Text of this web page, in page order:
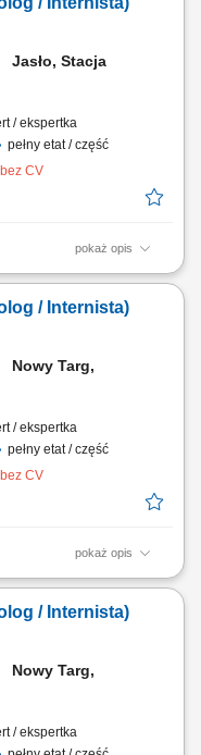
powikłań
planów leczenia,
Jasło, Stacja
/ ekspertka
pełny etat / część
CV
pokaż opis
pacjentami z chorobami
do dializ oraz dobór
i interpretacja
/ Internista)
Nowy Targ,
/ ekspertka
pełny etat / część
CV
pokaż opis
z chorobami
powikłań
planów leczenia,
/ Internista)
Nowy Targ,
/ ekspertka